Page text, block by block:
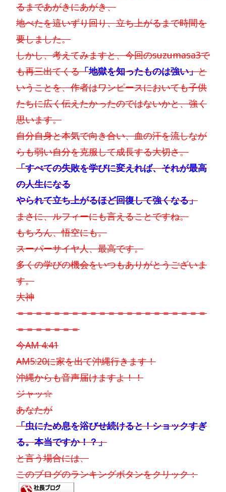
るまであがきにあがき、
地べたを這いずり回り、立ち上がるまで時間を
要しました。
しかし、考えてみますと、今回のsuzumasa3で
も再三出てくる「地獄を知ったものは強い」と
いうことを、作者はワンピースにおいても子供
たちに広く伝えたかったのではないかと、強く
思います。
自分自身と本気で向き合い、血の汗を流しなが
らも弱い自分を克服して成長する大切さ。
「すべての失敗を学びに変えれば、それが最高
の人生になる
やられて立ち上がるほど回復して強くなる」
まさに、ルフィーにも言えることですね。
もちろん、悟空にも。
スーパーサイヤ人、最高です。
多くの学びの機会をいつもありがとうございま
す。
大神
＝＝＝＝＝＝＝＝＝＝＝＝＝＝＝＝＝＝＝＝＝
＝＝＝＝＝＝＝
今AM 4:41
AM5:20に家を出て沖縄行きます！
沖縄からも音声届けますよ！！
ジャッ☆
あなたが
「虫にため息を浴びせ続けると！ショックすぎ
る。本当ですか！？」
と言う場合には、
このブログのランキングボタンをクリック：